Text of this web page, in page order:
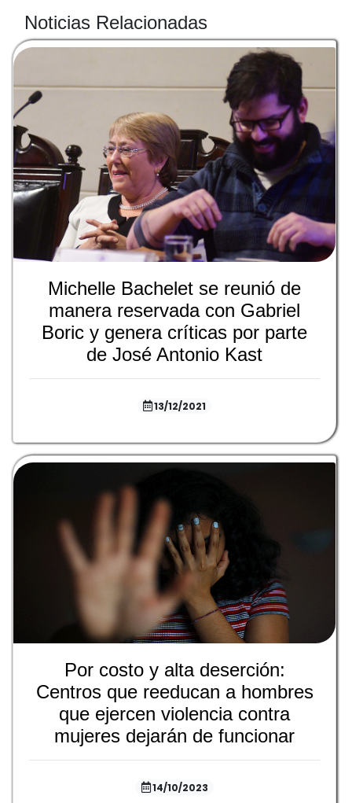
Noticias Relacionadas
Michelle Bachelet se reunió de
manera reservada con Gabriel
Boric y genera críticas por parte
de José Antonio Kast
13/12/2021
Por costo y alta deserción:
Centros que reeducan a hombres
que ejercen violencia contra
mujeres dejarán de funcionar
14/10/2023